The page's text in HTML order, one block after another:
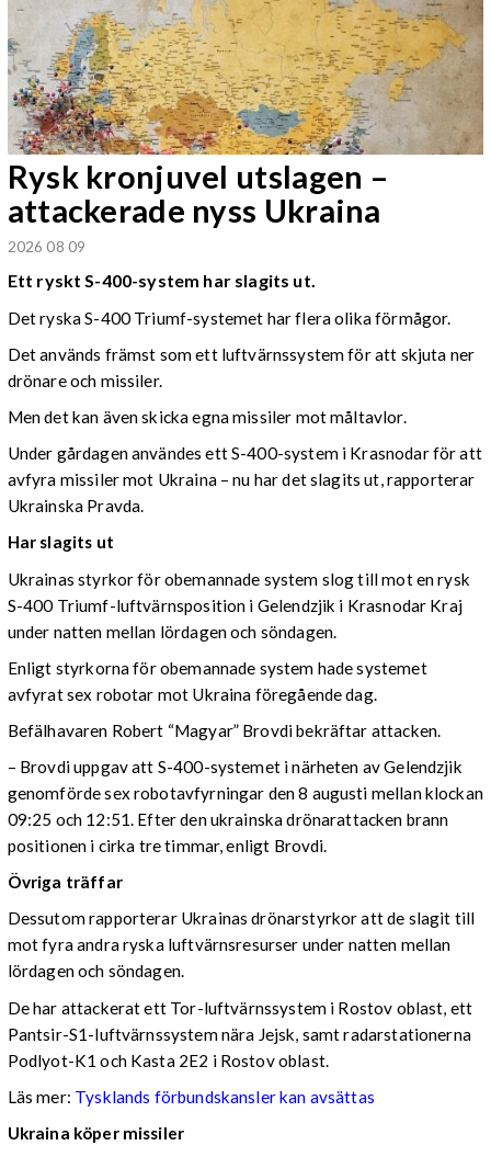
Rysk kronjuvel utslagen –
attackerade nyss Ukraina
2026 08 09
Ett ryskt S-400-system har slagits ut.
Det ryska S-400 Triumf-systemet har flera olika förmågor.
Det används främst som ett luftvärnssystem för att skjuta ner
drönare och missiler.
Men det kan även skicka egna missiler mot måltavlor.
Under gårdagen användes ett S-400-system i Krasnodar för att
avfyra missiler mot Ukraina – nu har det slagits ut, rapporterar
Ukrainska Pravda.
Har slagits ut
Ukrainas styrkor för obemannade system slog till mot en rysk
S-400 Triumf-luftvärnsposition i Gelendzjik i Krasnodar Kraj
under natten mellan lördagen och söndagen.
Enligt styrkorna för obemannade system hade systemet
avfyrat sex robotar mot Ukraina föregående dag.
Befälhavaren Robert “Magyar” Brovdi bekräftar attacken.
– Brovdi uppgav att S-400-systemet i närheten av Gelendzjik
genomförde sex robotavfyrningar den 8 augusti mellan klockan
09:25 och 12:51. Efter den ukrainska drönarattacken brann
positionen i cirka tre timmar, enligt Brovdi.
Övriga träffar
Dessutom rapporterar Ukrainas drönarstyrkor att de slagit till
mot fyra andra ryska luftvärnsresurser under natten mellan
lördagen och söndagen.
De har attackerat ett Tor-luftvärnssystem i Rostov oblast, ett
Pantsir-S1-luftvärnssystem nära Jejsk, samt radarstationerna
Podlyot-K1 och Kasta 2E2 i Rostov oblast.
Läs mer: Tysklands förbundskansler kan avsättas
Ukraina köper missiler